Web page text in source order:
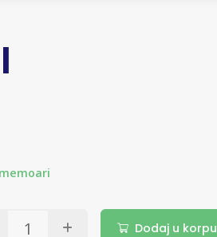
Dodaj u korpu